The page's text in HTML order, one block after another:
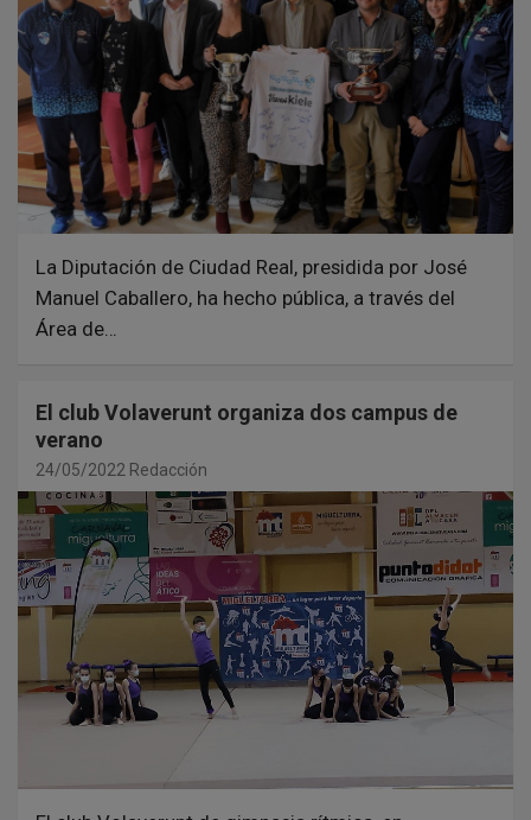
La Diputación de Ciudad Real, presidida por José
Manuel Caballero, ha hecho pública, a través del
Área de…
El club Volaverunt organiza dos campus de
verano
24/05/2022 Redacción